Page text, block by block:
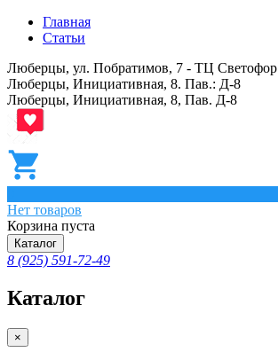
Главная
Статьи
Люберцы, ул. Побратимов, 7 - ТЦ Светофор
Люберцы, Инициативная, 8. Пав.: Д-8
Люберцы, Инициативная, 8, Пав. Д-8
Нет товаров
Корзина пуста
Каталог
8 (925) 591-72-49
Каталог
×